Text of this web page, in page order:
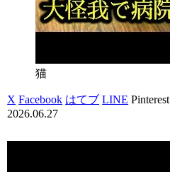
猫
X Facebook はてブ LINE Pinterest
2026.06.27